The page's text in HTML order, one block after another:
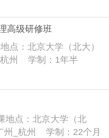
高级研修班
点：北京大学（北大）
州
学制：1年半
地点：北京大学（北
州_杭州
学制：22个月